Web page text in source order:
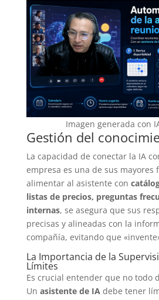
Imagen generada con
Gestión del
La capacidad de conectar la IA
empresa es una de sus mayores
alimentar al asistente con
listas de precios, preguntas
internas, se asegura que sus
precisas y alineadas con la
compañía, evitando que
La Importancia de la
Límites
Es crucial entender que no todo
Un asistente de IA debe tener